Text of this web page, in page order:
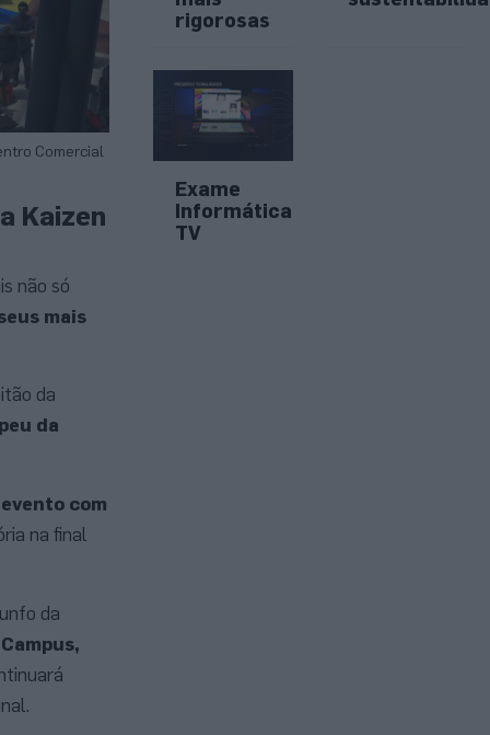
Comercial
Kaizen
não só
mais
da
da
com
na final
da
rigorosas
Exame
Informática
TV